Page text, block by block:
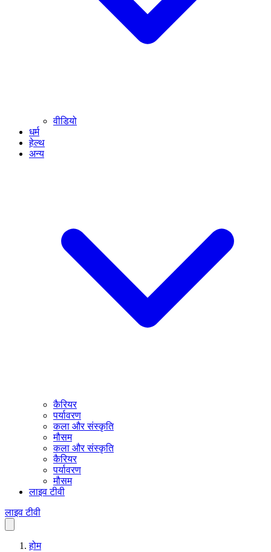
वीडियो
धर्म
हेल्थ
अन्य
कैरियर
पर्यावरण
कला और संस्कृति
मौसम
कला और संस्कृति
कैरियर
पर्यावरण
मौसम
लाइव टीवी
लाइव टीवी
होम